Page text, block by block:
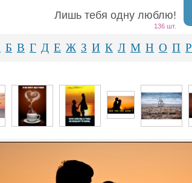
Лишь тебя одну люблю!
136 шт.
Б В Г Д Е Ж З И К Л М Н О П Р